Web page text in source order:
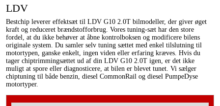
LDV
Bestchip leverer effektsæt til LDV G10 2.0T bilmodeller, der giver øget
kraft og reduceret brændstofforbrug. Vores tuning-sæt har den store
fordel, at du ikke behøver at åbne kontrolboksen og modificere bilens
originale system. Du samler selv tuning sættet med enkel tilslutning til
motortypen, ganske enkelt, ingen viden eller erfaring kræves. Hvis du
tager chiptrimmingsættet ud af din LDV G10 2.0T igen, er det ikke
muligt at spore eller diagnosticere, at bilen er blevet tunet. Vi sælger
chiptuning til både benzin, diesel CommonRail og diesel PumpeDyse
motortyper.